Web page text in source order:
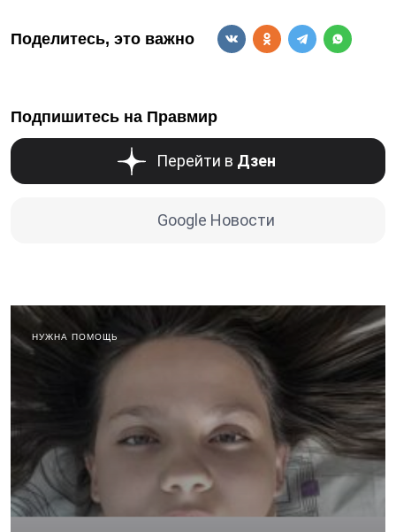
Поделитесь, это важно
Подпишитесь на Правмир
Перейти в Дзен
Google Новости
НУЖНА ПОМОЩЬ